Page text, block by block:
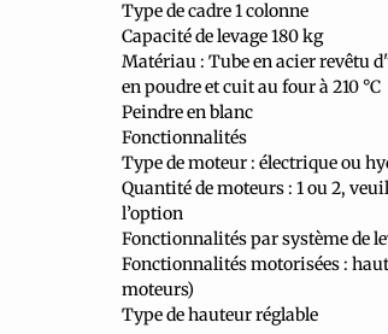
Type de cadre 1 colonne
Capacité de levage 180 kg
Matériau : Tube en acier revêtu
en poudre et cuit au four à 210 °C
Peindre en blanc
Fonctionnalités
Type de moteur : électrique ou
Quantité de moteurs : 1 ou 2,
l’option
Fonctionnalités par système de
Fonctionnalités motorisées :
moteurs)
Type de hauteur réglable